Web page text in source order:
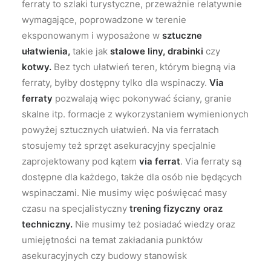
ferraty to szlaki turystyczne, przeważnie relatywnie
wymagające, poprowadzone w terenie
eksponowanym i wyposażone w sztuczne
ułatwienia, takie jak stalowe liny, drabinki czy
kotwy. Bez tych ułatwień teren, którym biegną via
ferraty, byłby dostępny tylko dla wspinaczy. Via
ferraty pozwalają więc pokonywać ściany, granie
skalne itp. formacje z wykorzystaniem wymienionych
powyżej sztucznych ułatwień. Na via ferratach
stosujemy też sprzęt asekuracyjny specjalnie
zaprojektowany pod kątem via ferrat. Via ferraty są
dostępne dla każdego, także dla osób nie będących
wspinaczami. Nie musimy więc poświęcać masy
czasu na specjalistyczny trening fizyczny oraz
techniczny. Nie musimy też posiadać wiedzy oraz
umiejętności na temat zakładania punktów
asekuracyjnych czy budowy stanowisk